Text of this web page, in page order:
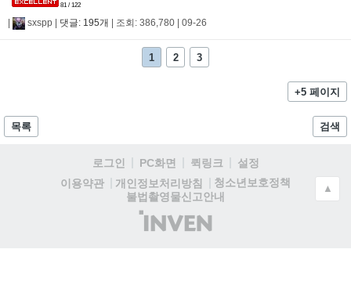
81 / 122
sxspp 댓글: 195개 조회: 386,780 09-26
1 2 3
+5 페이지
목록 검색
로그인 PC화면 퀵링크
설정
이용약관
개인정보처리방침
청소년보호정책
불법촬영물신고안내
(주)
인
▲